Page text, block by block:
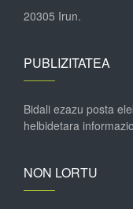
20305 Irun.
PUBLIZITATEA
Bidali ezazu posta
helbidetara
NON LORTU